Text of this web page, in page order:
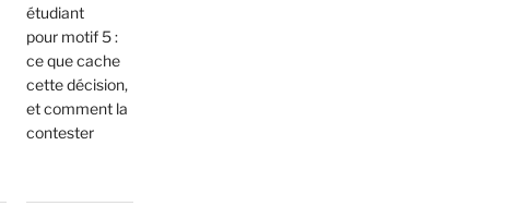
étudiant
pour motif 5 :
ce que cache
cette décision,
et comment la
contester